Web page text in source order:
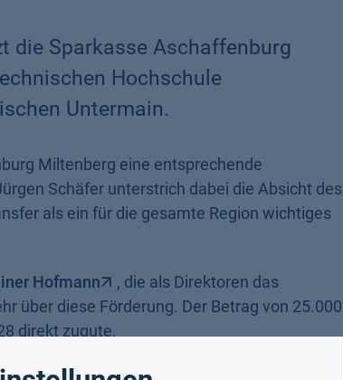
die Sparkasse Aschaffenburg
Hochschule
Untermain.
Miltenberg eine entsprechende
Schäfer unterstrich dabei die Absicht des
als ein für die gesamte Region wichtiges
Hofmann
, die als Direktoren das
über diese Förderung. Der Betrag von 25.000
direkt zugute.